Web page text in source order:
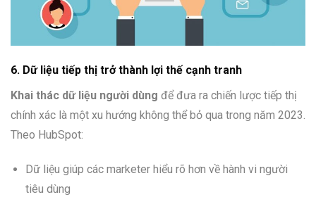
6. Dữ liệu tiếp thị trở thành lợi thế cạnh tranh
Khai thác dữ liệu người dùng để đưa ra chiến lược tiếp thị
chính xác là một xu hướng không thể bỏ qua trong năm 2023.
Theo HubSpot:
Dữ liệu giúp các marketer hiểu rõ hơn về hành vi người
tiêu dùng